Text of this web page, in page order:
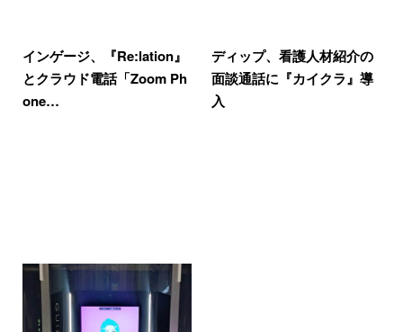
インゲージ、『Re:lation』
とクラウド電話「Zoom Ph
one…
ディップ、看護人材紹介の
面談通話に『カイクラ』導
入